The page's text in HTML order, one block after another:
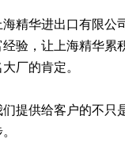
海精华进出口有限
经验，让上海精华累
厂的肯定。
们提供给客户的不只